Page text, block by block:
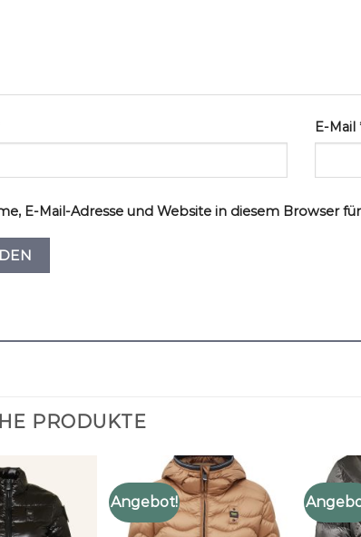
E-Mail
E-Mail-Adresse und Website in diesem Browser
PRODUKTE
Angebot!